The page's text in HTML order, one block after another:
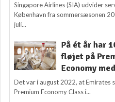
Singapore Airlines (SIA) udvider
København fra sommersæsonen
juli...
På ét år har
fløjet på
Economy
Det var i august 2022, at Emirates
Premium Economy Class i...